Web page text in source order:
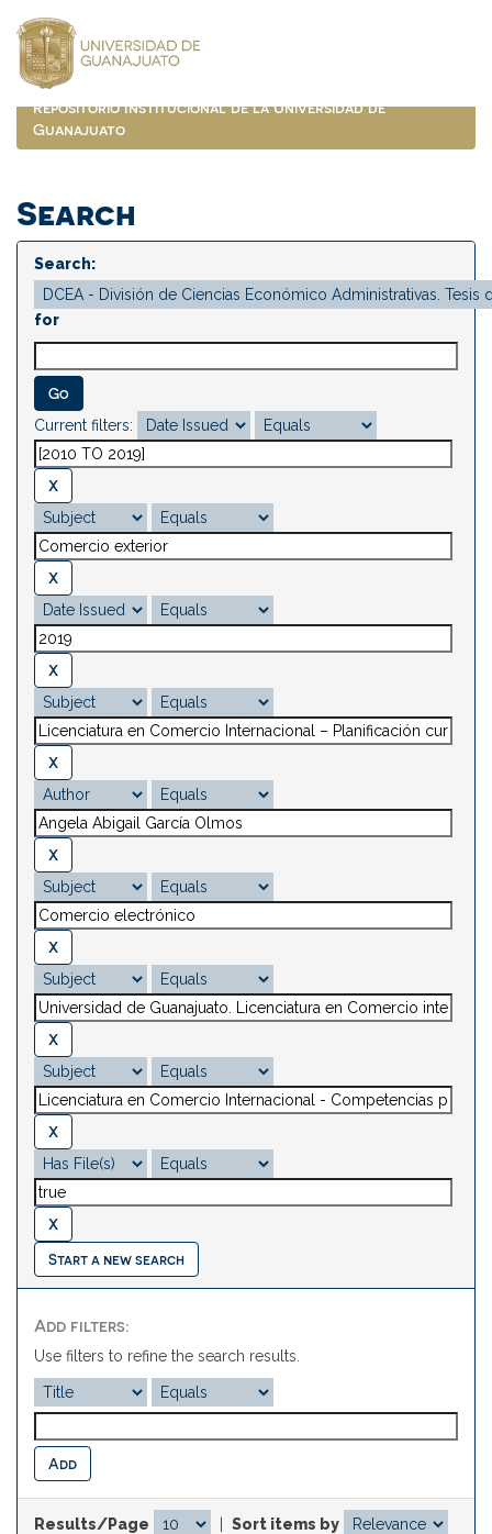
navigation
Repositorio Institucional de la Universidad de
Guanajuato
Search
Search:
for
Current filters:
Start a new search
Add filters:
Use filters to refine the search results.
Results/Page
Sort items by